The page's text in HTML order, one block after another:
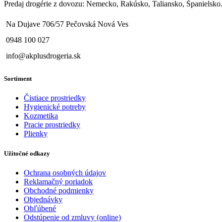
Predaj drogérie z dovozu: Nemecko, Rakúsko, Taliansko,
Na Dujave 706/57 Pečovská Nová Ves
0948 100 027
info@akplusdrogeria.sk
Sortiment
Čistiace prostriedky
Hygienické potreby
Kozmetika
Pracie prostriedky
Plienky
Užitočné odkazy
Ochrana osobných údajov
Reklamačný poriadok
Obchodné podmienky
Objednávky
Obľúbené
Odstúpenie od zmluvy (online)